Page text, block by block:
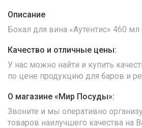
Описание
Бокал для вина «Аутентис» 460 мл
Качество и отличные цены:
У нас можно найти и купить
по цене продукцию для баров и
О магазине «Мир Посуды»:
Звоните и мы оперативно
товаров наилучшего качества на